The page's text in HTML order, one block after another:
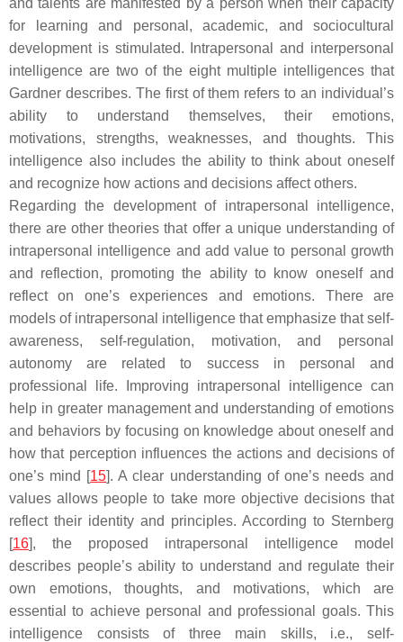
and talents are manifested by a person when their capacity
for learning and personal, academic, and sociocultural
development is stimulated. Intrapersonal and interpersonal
intelligence are two of the eight multiple intelligences that
Gardner describes. The first of them refers to an individual’s
ability to understand themselves, their emotions,
motivations, strengths, weaknesses, and thoughts. This
intelligence also includes the ability to think about oneself
and recognize how actions and decisions affect others.
Regarding the development of intrapersonal intelligence,
there are other theories that offer a unique understanding of
intrapersonal intelligence and add value to personal growth
and reflection, promoting the ability to know oneself and
reflect on one’s experiences and emotions. There are
models of intrapersonal intelligence that emphasize that self-
awareness, self-regulation, motivation, and personal
autonomy are related to success in personal and
professional life. Improving intrapersonal intelligence can
help in greater management and understanding of emotions
and behaviors by focusing on knowledge about oneself and
how that perception influences the actions and decisions of
one’s mind [15]. A clear understanding of one’s needs and
values allows people to take more objective decisions that
reflect their identity and principles. According to Sternberg
[16], the proposed intrapersonal intelligence model
describes people’s ability to understand and regulate their
own emotions, thoughts, and motivations, which are
essential to achieve personal and professional goals. This
intelligence consists of three main skills, i.e., self-